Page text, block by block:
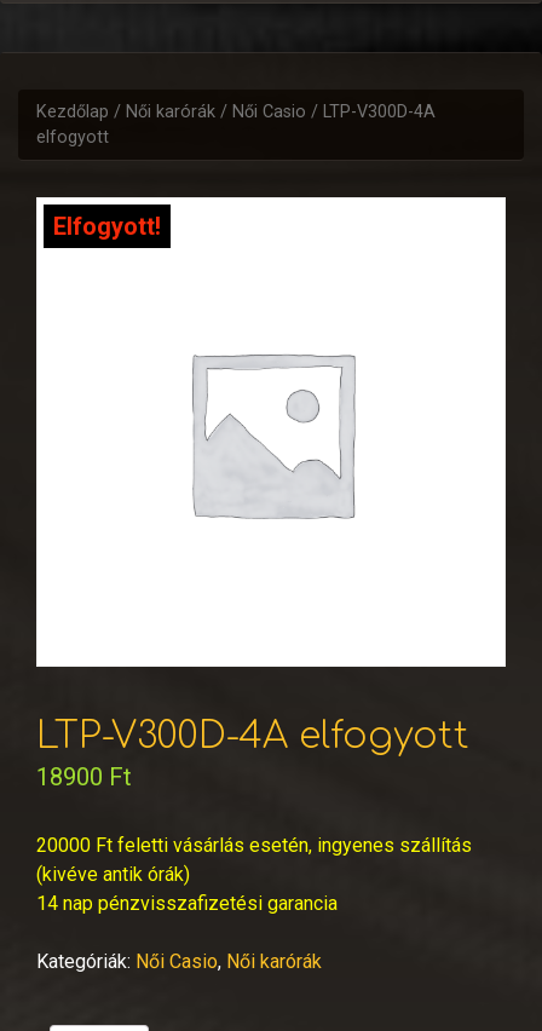
Kezdőlap / Női karórák / Női Casio / LTP-V300D-4A
elfogyott
Elfogyott!
LTP-V300D-4A elfogyott
18900 Ft
20000 Ft feletti vásárlás esetén, ingyenes szállítás
(kivéve antik órák)
14 nap pénzvisszafizetési garancia
Kategóriák: Női Casio, Női karórák